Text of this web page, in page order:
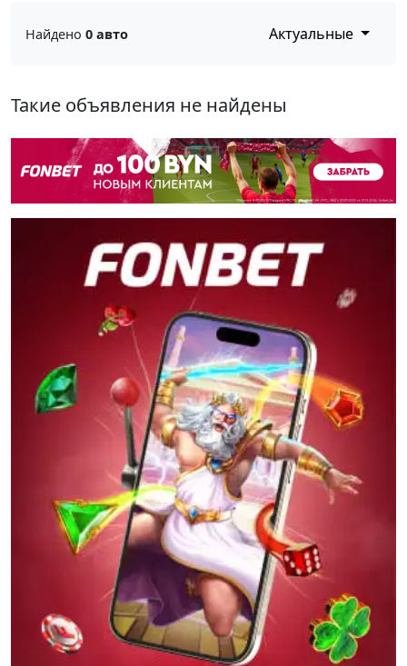
Найдено 0 авто Актуальные
Такие объявления не найдены